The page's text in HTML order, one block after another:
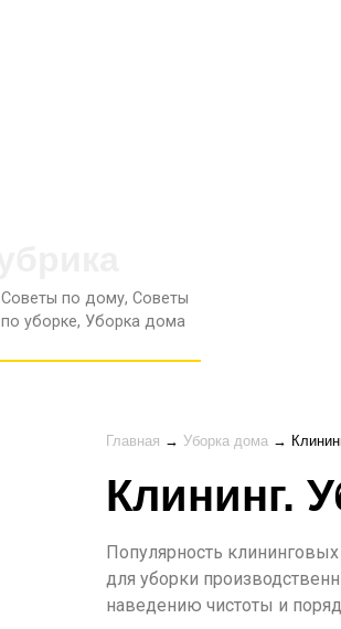
Советы по дому, Советы
по уборке, Уборка дома
Главная → Уборка дома →
Клининг.
Популярность
для уборки
наведению чистоты и